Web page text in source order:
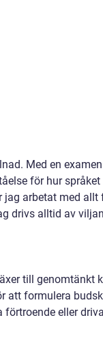
Med en
för hur
jag arbetat med allt
drivs alltid av
till genomtänkt
att formulera
eller